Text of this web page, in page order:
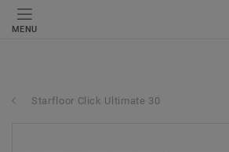
MENU
Starfloor Click Ultimate 30